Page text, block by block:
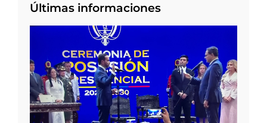
Últimas informaciones